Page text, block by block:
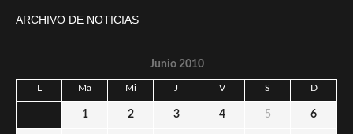
ARCHIVO DE NOTICIAS
Junio 2010
L Ma Mi J V S D
1 2 3 4 5 6